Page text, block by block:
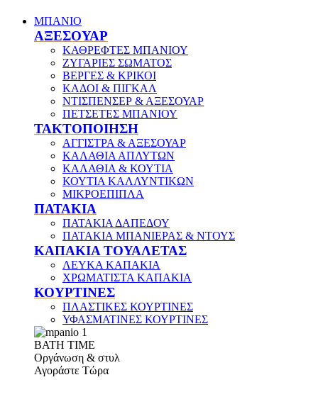
ΜΠΑΝΙΟ
ΑΞΕΣΟΥΑΡ
ΚΑΘΡΕΦΤΕΣ ΜΠΑΝΙΟΥ
ΖΥΓΑΡΙΕΣ ΣΩΜΑΤΟΣ
ΒΕΡΓΕΣ & ΚΡΙΚΟΙ
ΚΑΔΟΙ & ΠΙΓΚΑΛ
ΝΤΙΣΠΕΝΣΕΡ & ΑΞΕΣΟΥΑΡ
ΠΕΤΣΕΤΕΣ ΜΠΑΝΙΟΥ
ΤΑΚΤΟΠΟΙΗΣΗ
ΑΓΓΙΣΤΡΑ & ΑΞΕΣΟΥΑΡ
ΚΑΛΑΘΙΑ ΑΠΛΥΤΩΝ
ΚΑΛΑΘΙΑ & ΚΟΥΤΙΑ
ΚΟΥΤΙΑ ΚΑΛΛΥΝΤΙΚΩΝ
ΜΙΚΡΟΕΠΙΠΛΑ
ΠΑΤΑΚΙΑ
ΠΑΤΑΚΙΑ ΔΑΠΕΔΟΥ
ΠΑΤΑΚΙΑ ΜΠΑΝΙΕΡΑΣ & ΝΤΟΥΣ
ΚΑΠΑΚΙΑ ΤΟΥΑΛΕΤΑΣ
ΛΕΥΚΑ ΚΑΠΑΚΙΑ
ΧΡΩΜΑΤΙΣΤΑ ΚΑΠΑΚΙΑ
ΚΟΥΡΤΙΝΕΣ
ΠΛΑΣΤΙΚΕΣ ΚΟΥΡΤΙΝΕΣ
ΥΦΑΣΜΑΤΙΝΕΣ ΚΟΥΡΤΙΝΕΣ
ΒΑΤΗ ΤΙΜΕ
Οργάνωση & στυλ
Αγοράστε Τώρα